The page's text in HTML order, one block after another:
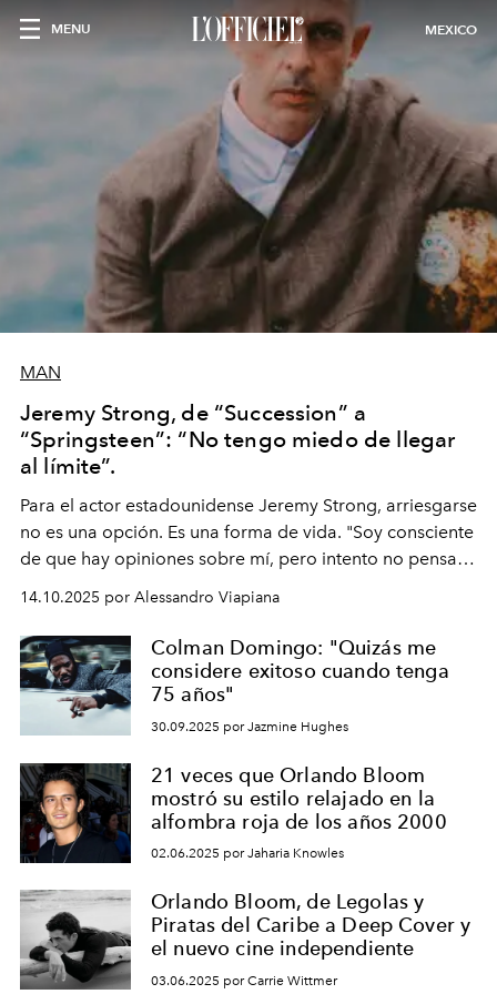
MENU MEXICO
MAN
Jeremy Strong, de “Succession” a
“Springsteen”: “No tengo miedo de llegar
al límite”.
Para el actor estadounidense Jeremy Strong, arriesgarse
no es una opción. Es una forma de vida. "Soy consciente
de que hay opiniones sobre mí, pero intento no pensar
demasiado en cómo me perciben. Creo que es una
pérdida de tiempo", afirma.
14.10.2025 por Alessandro Viapiana
Colman Domingo: "Quizás me
considere exitoso cuando tenga
75 años"
30.09.2025 por Jazmine Hughes
21 veces que Orlando Bloom
mostró su estilo relajado en la
alfombra roja de los años 2000
02.06.2025 por Jaharia Knowles
Orlando Bloom, de Legolas y
Piratas del Caribe a Deep Cover y
el nuevo cine independiente
03.06.2025 por Carrie Wittmer